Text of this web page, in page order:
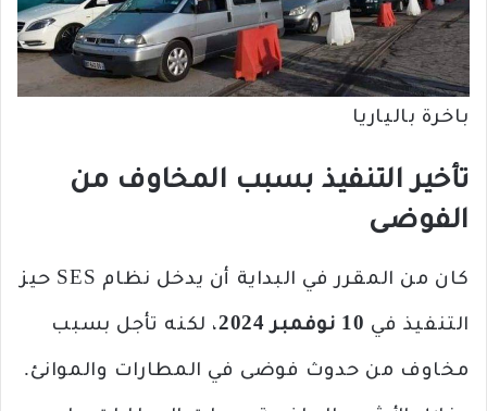
باخرة بالياريا
تأخير التنفيذ بسبب المخاوف من
الفوضى
كان من المقرر في البداية أن يدخل نظام SES حيز
التنفيذ في 10 نوفمبر 2024 ، لكنه تأجل بسبب
مخاوف من حدوث فوضى في المطارات والموانئ.